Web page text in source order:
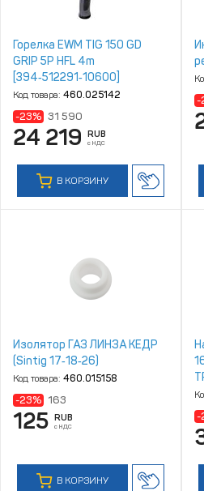
Горелка EWM TIG 150 GD
GRIP 5P HFL 4m
[394‑512291‑10600]
Код товара: 460.025142
-23% 31 590
24 219 RUB
с НДС
В КОРЗИНУ
-
Изолятор ГАЗ ЛИНЗА КЕДР
(Sintig 17‑18‑26)
Код товара: 460.015158
-23% 163
125 RUB
с НДС
В КОРЗИНУ
-